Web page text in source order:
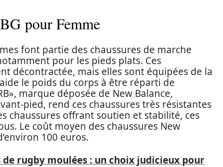
pour Femme
font partie des chaussures de marche
pour les pieds plats. Ces
décontractée, mais elles sont équipées de la
le poids du corps à être réparti de
marque déposée de New Balance,
pied, rend ces chaussures très résistantes
chaussures offrant soutien et stabilité, ces
Le coût moyen des chaussures New
100 euros.
de rugby moulées : un choix judicieux pour